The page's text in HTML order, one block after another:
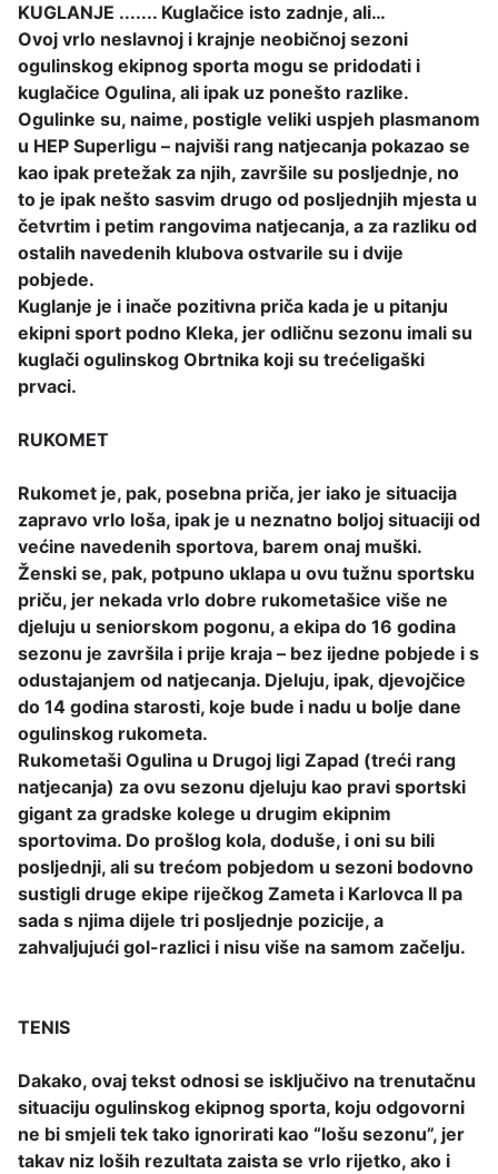
KUGLANJE ....... Kuglačice isto zadnje, ali…
Ovoj vrlo neslavnoj i krajnje neobičnoj sezoni
ogulinskog ekipnog sporta mogu se pridodati i
kuglačice Ogulina, ali ipak uz ponešto razlike.
Ogulinke su, naime, postigle veliki uspjeh plasmanom
u HEP Superligu – najviši rang natjecanja pokazao se
kao ipak pretežak za njih, završile su posljednje, no
to je ipak nešto sasvim drugo od posljednjih mjesta u
četvrtim i petim rangovima natjecanja, a za razliku od
ostalih navedenih klubova ostvarile su i dvije
pobjede.
Kuglanje je i inače pozitivna priča kada je u pitanju
ekipni sport podno Kleka, jer odličnu sezonu imali su
kuglači ogulinskog Obrtnika koji su trećeligaški
prvaci.
RUKOMET
Rukomet je, pak, posebna priča, jer iako je situacija
zapravo vrlo loša, ipak je u neznatno boljoj situaciji od
većine navedenih sportova, barem onaj muški.
Ženski se, pak, potpuno uklapa u ovu tužnu sportsku
priču, jer nekada vrlo dobre rukometašice više ne
djeluju u seniorskom pogonu, a ekipa do 16 godina
sezonu je završila i prije kraja – bez ijedne pobjede i s
odustajanjem od natjecanja. Djeluju, ipak, djevojčice
do 14 godina starosti, koje bude i nadu u bolje dane
ogulinskog rukometa.
Rukometaši Ogulina u Drugoj ligi Zapad (treći rang
natjecanja) za ovu sezonu djeluju kao pravi sportski
gigant za gradske kolege u drugim ekipnim
sportovima. Do prošlog kola, doduše, i oni su bili
posljednji, ali su trećom pobjedom u sezoni bodovno
sustigli druge ekipe riječkog Zameta i Karlovca II pa
sada s njima dijele tri posljednje pozicije, a
zahvaljujući gol-razlici i nisu više na samom začelju.
TENIS
Dakako, ovaj tekst odnosi se isključivo na trenutačnu
situaciju ogulinskog ekipnog sporta, koju odgovorni
ne bi smjeli tek tako ignorirati kao “lošu sezonu”, jer
takav niz loših rezultata zaista se vrlo rijetko, ako i